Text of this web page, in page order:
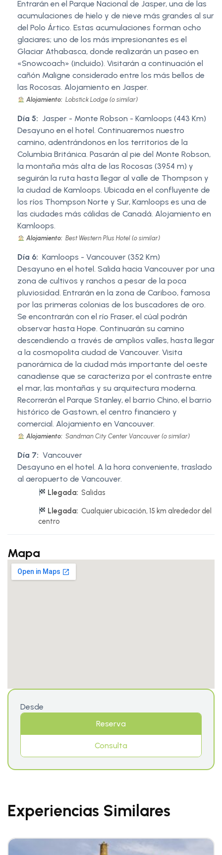
Entrarán en el Parque Nacional de Jasper, una de las
acumulaciones de hielo y de nieve más grandes al sur
del Polo Ártico. Estas acumulaciones forman ocho
glaciares; uno de los más impresionantes es el
Glaciar Athabasca, donde realizarán un paseo en
«Snowcoach» (incluido). Visitarán a continuación el
cañón Maligne considerado entre los más bellos de
las Rocosas. Alojamiento en Jasper.
Alojamiento: Lobstick Lodge (o similar)
Día 5: Jasper - Monte Robson - Kamloops (443 Km)
Desayuno en el hotel. Continuaremos nuestro
camino, adentrándonos en los territorios de la
Columbia Británica. Pasarán al pie del Monte Robson,
la montaña más alta de las Rocosas (3954 m) y
seguirán la ruta hasta llegar al valle de Thompson y
la ciudad de Kamloops. Ubicada en el confluyente de
los ríos Thompson Norte y Sur, Kamloops es una de
las ciudades más cálidas de Canadá. Alojamiento en
Kamloops.
Alojamiento: Best Western Plus Hotel (o similar)
Día 6: Kamloops - Vancouver (352 Km)
Desayuno en el hotel. Salida hacia Vancouver por una
zona de cultivos y ranchos a pesar de la poca
pluviosidad. Entrarán en la zona de Cariboo, famosa
por las primeras colonias de los buscadores de oro.
Se encontrarán con el río Fraser, el cúal podrán
observar hasta Hope. Continuarán su camino
descendiendo a través de amplios valles, hasta llegar
a la cosmopolita ciudad de Vancouver. Visita
panorámica de la ciudad más importante del oeste
canadiense que se caracteriza por el contraste entre
el mar, las montañas y su arquitectura moderna.
Recorrerán el Parque Stanley, el barrio Chino, el barrio
histórico de Gastown, el centro financiero y
comercial. Alojamiento en Vancouver.
Alojamiento: Sandman City Center Vancouver (o similar)
Día 7: Vancouver
Desayuno en el hotel. A la hora conveniente, traslado
al aeropuerto de Vancouver.
Llegada: Salidas
Llegada: Cualquier ubicación, 15 km alrededor del
centro
Mapa
Desde
Reserva
Consulta
Experiencias Similares